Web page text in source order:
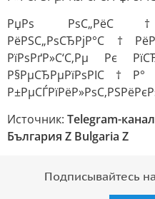
РџРѕ
РїРѕРґР»С‘С‚Рµ Рє
Р§РµСЂРµРїРѕРІС†Р°
Источник: Telegram-
България Z Bulgaria Z
Подписывайтесь